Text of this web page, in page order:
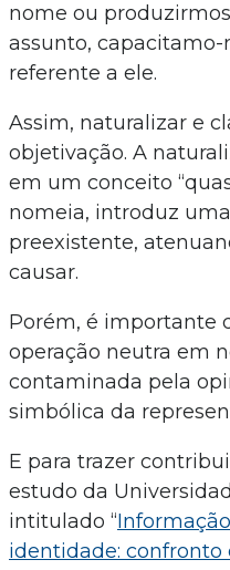
nome ou
assunto,
referente a ele.
Assim, naturalizar e
objetivação. A
em um conceito
nomeia, introduz
preexistente,
causar.
Porém, é importante
operação neutra em
contaminada pela
simbólica da
E para trazer
estudo da
intitulado “
identidade: confronto